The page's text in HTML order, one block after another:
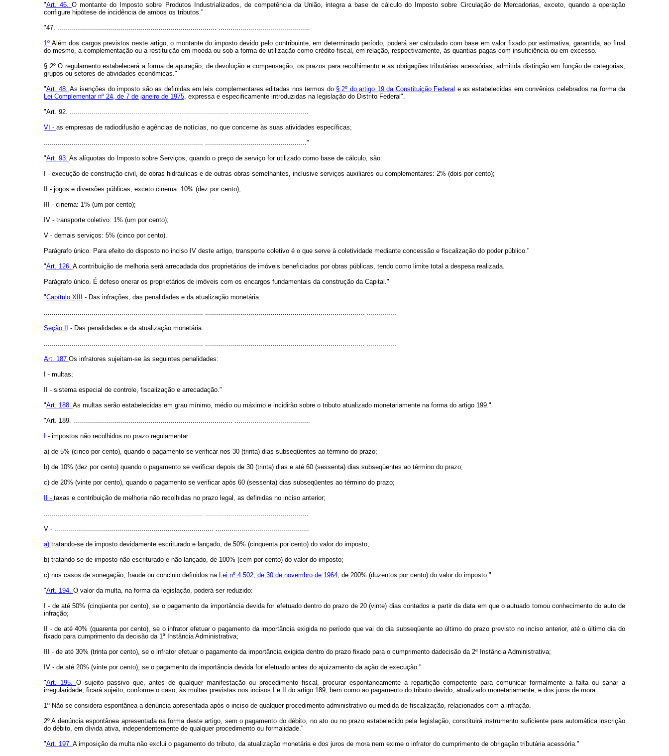
"Art. 46.O montante do Imposto sobre Produtos Industrializados, de competência da União, integra a base de cálculo do Imposto sobre Circulação de Mercadorias, exceto, quando a operação
configure hipótese de incidência de ambos os tributos."
"47. ................................................................................ ..............................................
1º Além dos cargos previstos neste artigo, o montante do imposto devido pelo contribuinte, em determinado período, poderá ser calculado com base em valor fixado por estimativa, garantida, ao final
do mesmo, a complementação ou a restituição em moeda ou sob a forma de utilização como crédito fiscal, em relação, respectivamente, às quantias pagas com insuficiência ou em excesso.
§ 2º O regulamento estabelecerá a forma de apuração, de devolução e compensação, os prazos para recolhimento e as obrigações tributárias acessórias, admitida distinção em função de categorias,
grupos ou setores de atividades econômicas."
"Art. 48. As isenções do imposto são as definidas em leis complementares editadas nos termos do § 2º do artigo 19 da Constituição Federal e as estabelecidas em convênios celebrados na forma da
Lei Complementar nº 24, de 7 de janeiro de 1975 , expressa e especificamente introduzidas na legislação do Distrito Federal".
"Art. 92. ................................................................................ .......................................
VI - as empresas de radiodifusão e agências de notícias, no que concerne às suas atividades específicas;
................................................................................ ..................................................."
"Art. 93. As alíquotas do Imposto sobre Serviços, quando o preço de serviço for utilizado como base de cálculo, são:
I - execução de construção civil, de obras hidráulicas e de outras obras semelhantes, inclusive serviços auxiliares ou complementares: 2% (dois por cento);
II - jogos e diversões públicas, exceto cinema: 10% (dez por cento);
III - cinema: 1% (um por cento);
IV - transporte coletivo: 1% (um por cento);
V - demais serviços: 5% (cinco por cento).
Parágrafo único. Para efeito do disposto no inciso IV deste artigo, transporte coletivo é o que serve à coletividade mediante concessão e fiscalização do poder público."
"Art. 126. A contribuição de melhoria será arrecadada dos proprietários de imóveis beneficiados por obras públicas, tendo como limite total a despesa realizada.
Parágrafo único. É defeso onerar os proprietários de imóveis com os encargos fundamentais da construção da Capital."
"Capítulo XIII - Das infrações, das penalidades e da atualização monetária.
Seção II - Das penalidades e da atualização monetária.
Art. 187 Os infratores sujeitam-se às seguintes penalidades:
I - multas;
II - sistema especial de controle, fiscalização e arrecadação."
"Art. 188. As multas serão estabelecidas em grau mínimo, médio ou máximo e incidirão sobre o tributo atualizado monetariamente na forma do artigo 199."
"Art. 189. ................................................................................ ......................................
I - impostos não recolhidos no prazo regulamentar:
a) de 5% (cinco por cento), quando o pagamento se verificar nos 30 (trinta) dias subseqüentes ao término do prazo;
b) de 10% (dez por cento) quando o pagamento se verificar depois de 30 (trinta) dias e até 60 (sessenta) dias subseqüentes ao término do prazo;
c) de 20% (vinte por cento), quando o pagamento se verificar após 60 (sessenta) dias subseqüentes ao término do prazo;
II - taxas e contribuição de melhoria não recolhidas no prazo legal, as definidas no inciso anterior;
V - ................................................................................ ...............................................
a) tratando-se de imposto devidamente escriturado e lançado, de 50% (cinqüenta por cento) do valor do imposto;
b) tratando-se de imposto não escriturado e não lançado, de 100% (cem por cento) do valor do imposto;
c) nos casos de sonegação, fraude ou concluio definidos na Lei nº 4.502, de 30 de novembro de 1964 , de 200% (duzentos por cento) do valor do imposto."
"Art. 194. O valor da multa, na forma da legislação, poderá ser reduzido:
I - de até 50% (cinqüenta por cento), se o pagamento da importância devida for efetuado dentro do prazo de 20 (vinte) dias contados a partir da data em que o autuado tomou conhecimento do auto de
infração;
II - de até 40% (quarenta por cento), se o infrator efetuar o pagamento da importância exigida no período que vai do dia subseqüente ao último do prazo previsto no inciso anterior, até o último dia do
fixado para cumprimento da decisão da 1ª Instância Administrativa;
III - de até 30% (trinta por cento), se o infrator efetuar o pagamento da importância exigida dentro do prazo fixado para o cumprimento dadecisão da 2ª Instância Administrativa;
IV - de até 20% (vinte por cento), se o pagamento da importância devida for efetuado antes do ajuizamento da ação de execução."
"Art. 195. O sujeito passivo que, antes de qualquer manifestação ou procedimento fiscal, procurar espontaneamente a repartição competente para comunicar formalmente a falta ou sanar a
irregularidade, ficará sujeito, conforme o caso, às multas previstas nos incisos I e II do artigo 189, bem como ao pagamento do tributo devido, atualizado monetariamente, e dos juros de mora.
1º Não se considera espontânea a denúncia apresentada após o inciso de qualquer procedimento administrativo ou medida de fiscalização, relacionados com a infração.
2º A denúncia espontânea apresentada na forma deste artigo, sem o pagamento do débito, no ato ou no prazo estabelecido pela legislação, constituirá instrumento suficiente para automática inscrição
do débito, em dívida ativa, independentemente de qualquer procedimento ou formalidade."
"Art. 197. A imposição da multa não exclui o pagamento do tributo, da atualização monetária e dos juros de mora nem exime o infrator do cumprimento de obrigação tributária acessória."